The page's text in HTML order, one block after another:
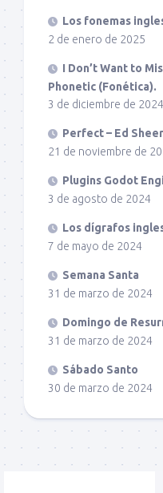
Los fonemas
2 de enero de 2025
I Don’t Want to
Phonetic (Fonética).
3 de diciembre de 2024
Perfect – Ed
21 de noviembre de
Plugins Godot
3 de agosto de 2024
Los dígrafos
7 de mayo de 2024
Semana Santa
31 de marzo de 2024
Domingo de
31 de marzo de 2024
Sábado Santo
30 de marzo de 2024